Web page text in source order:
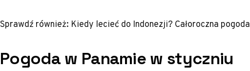
Sprawdź również: Kiedy lecieć do Indonezji? Całoroczna pogoda
Pogoda w Panamie w styczniu